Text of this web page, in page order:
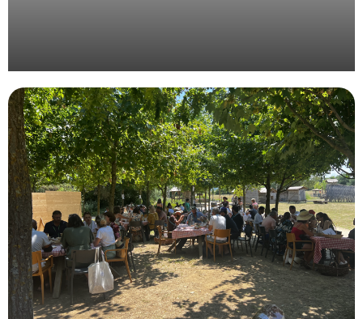
Organisation d’un évènement pour le laboratoire
Procare à Paris